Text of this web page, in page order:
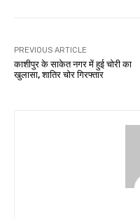
PREVIOUS ARTICLE
काशीपुर के साकेत नगर में हुई चोरी का
खुलासा, शातिर चोर गिरफ्तार